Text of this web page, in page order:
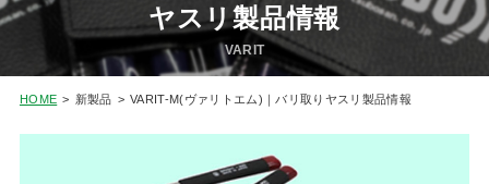
ヤスリ製品情報
VARIT
HOME 新製品 VARIT-M(ヴァリトエム)｜バリ取りヤスリ製品情報